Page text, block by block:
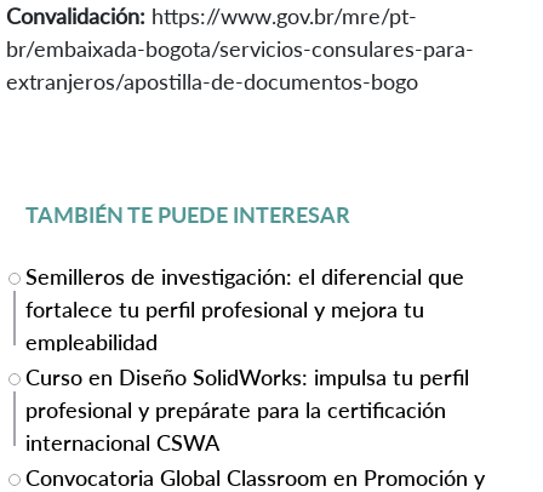
Convalidación: https://www.gov.br/mre/pt-
br/embaixada-bogota/servicios-consulares-para-
extranjeros/apostilla-de-documentos-bogo
TAMBIÉN TE PUEDE INTERESAR
Semilleros de investigación: el diferencial que
fortalece tu perfil profesional y mejora tu
empleabilidad
Curso en Diseño SolidWorks: impulsa tu perfil
profesional y prepárate para la certificación
internacional CSWA
Convocatoria Global Classroom en Promoción y